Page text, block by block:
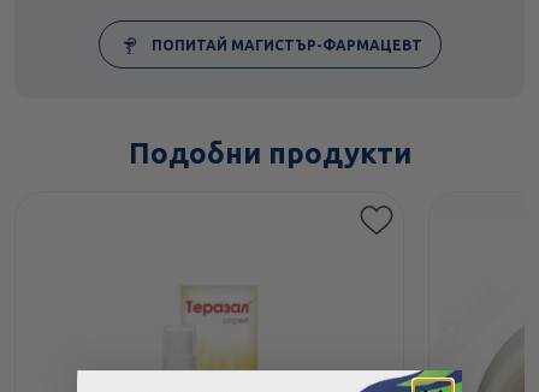
ПОПИТАЙ МАГИСТЪР-ФАРМАЦЕВТ
Подобни продукти